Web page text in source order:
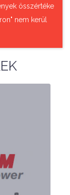
összértéke
nem kerül